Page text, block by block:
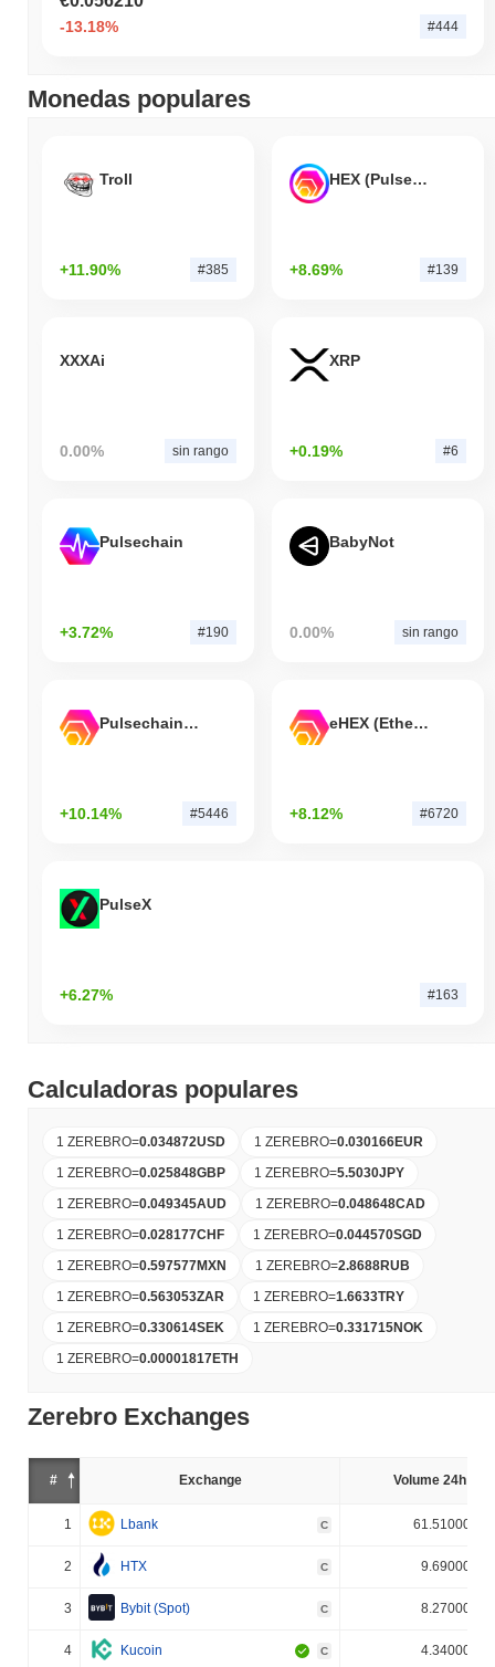
-13.18% #444
Monedas populares
Troll
+11.90% #385
HEX (Pulsechain)
+8.69% #139
XXXAi
0.00% sin rango
XRP
+0.19% #6
Pulsechain
+3.72% #190
BabyNot
0.00% sin rango
Pulsechain Bridged HEX (Pulsechain)
+10.14% #5446
eHEX (Ethereum)
+8.12% #6720
PulseX
+6.27% #163
Calculadoras populares
1 ZEREBRO=0.034872USD 1 ZEREBRO=0.030166EUR
1 ZEREBRO=0.025848GBP 1 ZEREBRO=5.5030JPY
1 ZEREBRO=0.049345AUD 1 ZEREBRO=0.048648CAD
1 ZEREBRO=0.028177CHF 1 ZEREBRO=0.044570SGD
1 ZEREBRO=0.597577MXN 1 ZEREBRO=2.8688RUB
1 ZEREBRO=0.563053ZAR 1 ZEREBRO=1.6633TRY
1 ZEREBRO=0.330614SEK 1 ZEREBRO=0.331715NOK
1 ZEREBRO=0.00001817ETH
Zerebro Exchanges
# Exchange Volume 24h (%)
1 Lbank C 61.510000%
2 HTX C 9.690000%
3 Bybit (Spot) C 8.270000%
4 Kucoin C 4.340000%